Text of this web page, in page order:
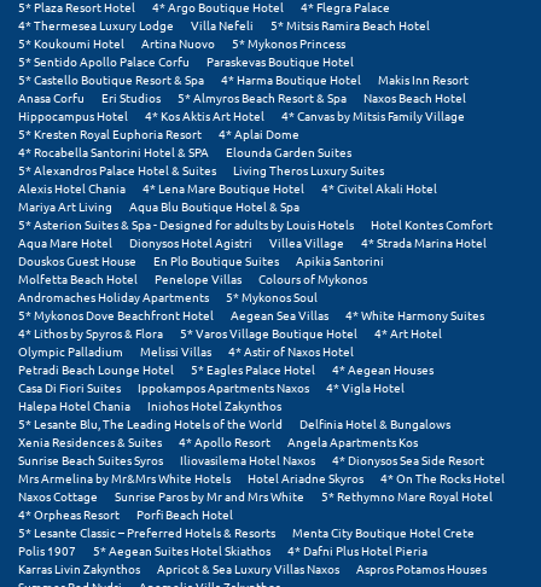
5* Plaza Resort Hotel
4* Argo Boutique Hotel
4* Flegra Palace
4* Thermesea Luxury Lodge
Villa Nefeli
5* Mitsis Ramira Beach Hotel
5* Koukoumi Hotel
Artina Nuovo
5* Mykonos Princess
5* Sentido Apollo Palace Corfu
Paraskevas Boutique Hotel
5* Castello Boutique Resort & Spa
4* Harma Boutique Hotel
Makis Inn Resort
Anasa Corfu
Eri Studios 5* Almyros Beach Resort & Spa
Naxos Beach Hotel
Hippocampus Hotel
4* Kos Aktis Art Hotel
4* Canvas by Mitsis Family Village
5* Kresten Royal Euphoria Resort
4* Aplai Dome
4* Rocabella Santorini Hotel & SPA
Elounda Garden Suites
5* Alexandros Palace Hotel & Suites
Living Theros Luxury Suites
Alexis Hotel Chania
4* Lena Mare Boutique Hotel
4* Civitel Akali Hotel
Mariya Art Living
Aqua Blu Boutique Hotel & Spa
5* Asterion Suites & Spa - Designed for adults by Louis Hotels
Hotel Kontes Comfort
Aqua Mare Hotel
Dionysos Hotel Agistri Villea Village
4* Strada Marina Hotel
Douskos Guest House
En Plo Boutique Suites
Apikia Santorini
Molfetta Beach Hotel
Penelope Villas
Colours of Mykonos
Andromaches Holiday Apartments
5* Mykonos Soul
5* Mykonos Dove Beachfront Hotel
Aegean Sea Villas
4* White Harmony Suites
4* Lithos by Spyros & Flora
5* Varos Village Boutique Hotel
4* Art Hotel
Olympic Palladium
Melissi Villas
4* Astir of Naxos Hotel
Petradi Beach Lounge Hotel
5* Eagles Palace Hotel
4* Aegean Houses
Casa Di Fiori Suites
Ippokampos Apartments Naxos
4* Vigla Hotel
Halepa Hotel Chania
Iniohos Hotel Zakynthos
5* Lesante Blu, The Leading Hotels of the World
Delfinia Hotel & Bungalows
Xenia Residences & Suites
4* Apollo Resort
Angela Apartments Kos
Sunrise Beach Suites Syros
Iliovasilema Hotel Naxos
4* Dionysos Sea Side Resort
Mrs Armelina by Mr&Mrs White Hotels
Hotel Ariadne Skyros
4* On The Rocks Hotel
Naxos Cottage
Sunrise Paros by Mr and Mrs White
5* Rethymno Mare Royal Hotel
4* Orpheas Resort
Porfi Beach Hotel
5* Lesante Classic – Preferred Hotels & Resorts
Menta City Boutique Hotel Crete
Polis 1907
5* Aegean Suites Hotel Skiathos
4* Dafni Plus Hotel Pieria
Karras Livin Zakynthos
Apricot & Sea Luxury Villas Naxos
Aspros Potamos Houses